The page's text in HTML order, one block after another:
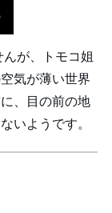
が、トモコ姐
気が薄い世界
、目の前の地
いようです。